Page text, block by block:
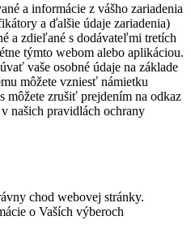
a informácie z vášho zariadenia
a ďalšie údaje zariadenia)
a zdieľané s dodávateľmi tretích
týmto webom alebo aplikáciou.
vaše osobné údaje na základe
môžete vzniesť námietku
môžete zrušiť prejdením na odkaz
našich pravidlách ochrany
chod webovej stránky.
o Vaších výberoch